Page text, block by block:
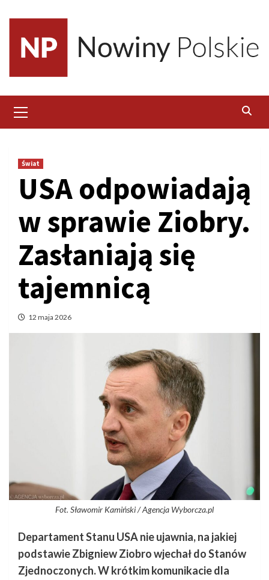
content
Menu
Świat
USA odpowiadają
w sprawie Ziobry.
Zasłaniają się
tajemnicą
12 maja 2026
Fot. Sławomir Kamiński / Agencja Wyborcza.pl
Departament Stanu USA nie ujawnia, na jakiej
podstawie Zbigniew Ziobro wjechał do Stanów
Zjednoczonych. W krótkim komunikacie dla